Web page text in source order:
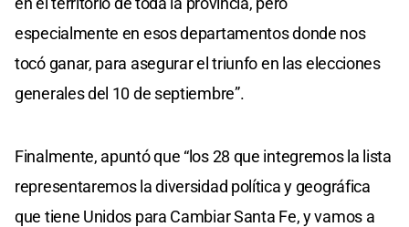
especialmente en esos departamentos donde nos
tocó ganar, para asegurar el triunfo en las elecciones
generales del 10 de septiembre”.
Finalmente, apuntó que “los 28 que integremos la lista
representaremos la diversidad política y geográfica
que tiene Unidos para Cambiar Santa Fe, y vamos a